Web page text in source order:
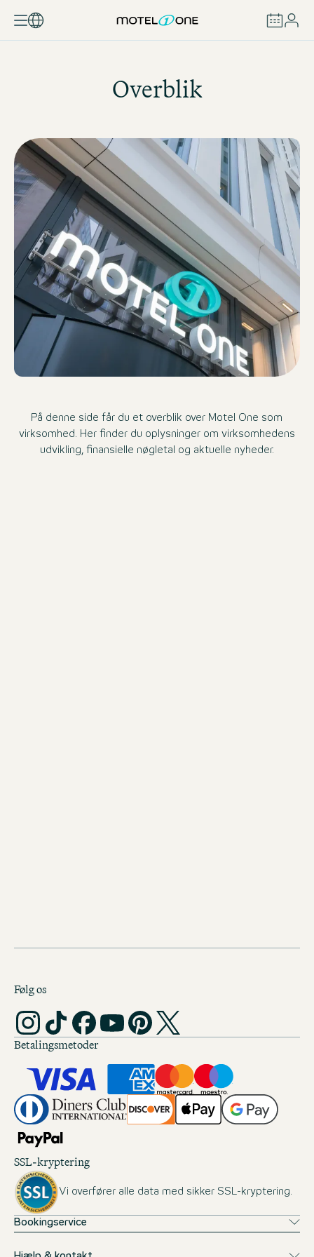
Overblik
På denne side får du et overblik over Motel One som
virksomhed. Her finder du oplysninger om virksomhedens
udvikling, finansielle nøgletal og aktuelle nyheder.
Følg os
Betalingsmetoder
SSL-kryptering
Vi overfører alle data med sikker SSL-kryptering.
Bookingservice